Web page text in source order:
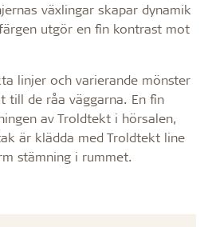
växlingar skapar dynamik
utgör en fin kontrast mot
linjer och varierande mönster
till de råa väggarna. En fin
av Troldtekt i hörsalen,
är klädda med Troldtekt line
stämning i rummet.